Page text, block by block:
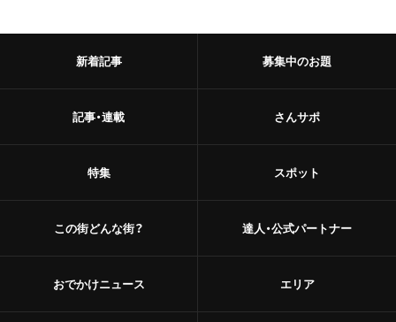
新着記事
記事・連載
特集
この街どんな街？
おでかけニュース
募集中のお題
さんサポ
スポット
達人・公式パートナー
エリア